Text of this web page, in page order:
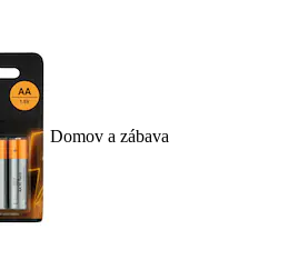
Domov a zábava